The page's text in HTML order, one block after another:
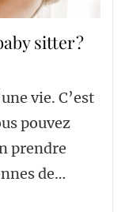
sitter ?
vie. C’est
pouvez
prendre
de…